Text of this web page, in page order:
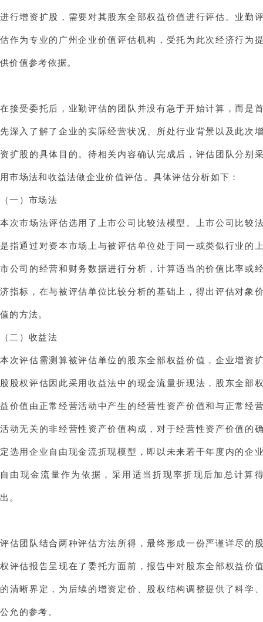
进行增资扩股，需要对其股东全部权益价值进行评估。业勤
估作为专业的广州企业价值评估机构，受托为此次经济行为
供价值参考依据。
在接受委托后，业勤评估的团队并没有急于开始计算，而是
先深入了解了企业的实际经营状况、所处行业背景以及此次
资扩股的具体目的。待相关内容确认完成后，评估团队分别
用市场法和收益法做企业价值评估。具体评估分析如下：
（一）市场法
本次市场法评估选用了上市公司比较法模型。上市公司比较
是指通过对资本市场上与被评估单位处于同一或类似行业的
市公司的经营和财务数据进行分析，计算适当的价值比率或
济指标，在与被评估单位比较分析的基础上，得出评估对象
值的方法。
（二）收益法
本次评估需测算被评估单位的股东全部权益价值， 企业增资
股股权评估因此采用收益法中的现金流量折现法，股东全部
益价值由正常经营活动中产生的经营性资产价值和与正常经
活动无关的非经营性资产价值构成，对于经营性资产价值的
定选用企业自由现金流折现模型，即以未来若干年度内的企
自由现金流量作为依据，采用适当折现率折现后加总计算
出。
评估团队结合两种评估方法所得，最终形成一份严谨详尽的
权评估报告呈现在了委托方面前，报告中对股东全部权益价
的清晰界定，为后续的增资定价、股权结构调整提供了科学
公允的参考。